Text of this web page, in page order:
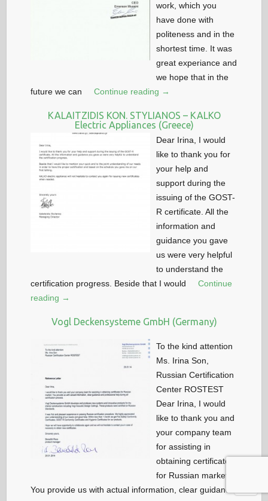
work, which you
have done with
politeness and in the
shortest time. It was
great experiance and
we hope that in the
future we can
Continue reading →
KALAITZIDIS KON. STYLIANOS – KALKO
Electric Appliances (Greece)
Dear Irina, I would
like to thank you for
your help and
support during the
issuing of the GOST-
R certificate. All the
information and
guidance you gave
us were very helpful
to understand the
certification progress. Beside that I would
Continue
reading →
Vogl Deckensysteme GmbH (Germany)
To the kind attention
Ms. Irina Son,
Russian Certification
Center ROSTEST
Dear Irina, I would
like to thank you and
your company team
for assisting in
obtaining certificates
for Russian market.
You provide us with actual information, clear guidance